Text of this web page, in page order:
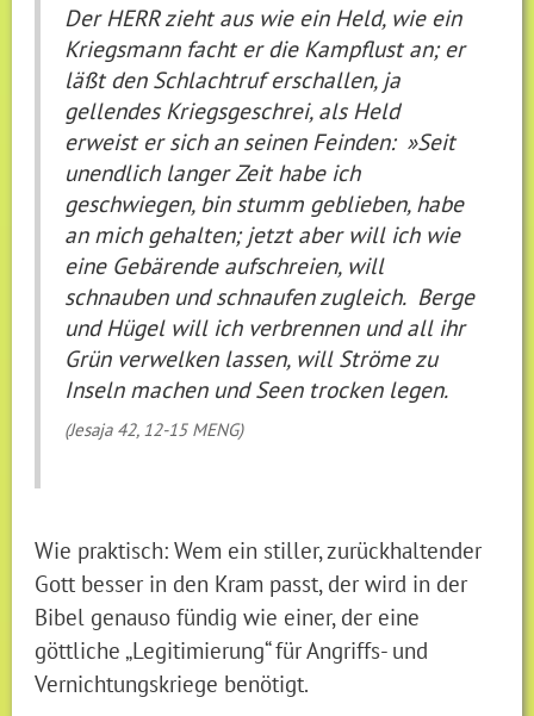
Der HERR zieht aus wie ein Held, wie ein
Kriegsmann facht er die Kampflust an; er
läßt den Schlachtruf erschallen, ja
gellendes Kriegsgeschrei, als Held
erweist er sich an seinen Feinden: »Seit
unendlich langer Zeit habe ich
geschwiegen, bin stumm geblieben, habe
an mich gehalten; jetzt aber will ich wie
eine Gebärende aufschreien, will
schnauben und schnaufen zugleich. Berge
und Hügel will ich verbrennen und all ihr
Grün verwelken lassen, will Ströme zu
Inseln machen und Seen trocken legen.
(Jesaja 42, 12-15 MENG)
Wie praktisch: Wem ein stiller, zurückhaltender
Gott besser in den Kram passt, der wird in der
Bibel genauso fündig wie einer, der eine
göttliche „Legitimierung“ für Angriffs- und
Vernichtungskriege benötigt.